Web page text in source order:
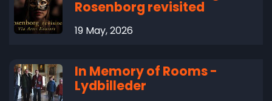
Rosenborg revisited
19 May, 2026
In Memory of Rooms -
Lydbilleder